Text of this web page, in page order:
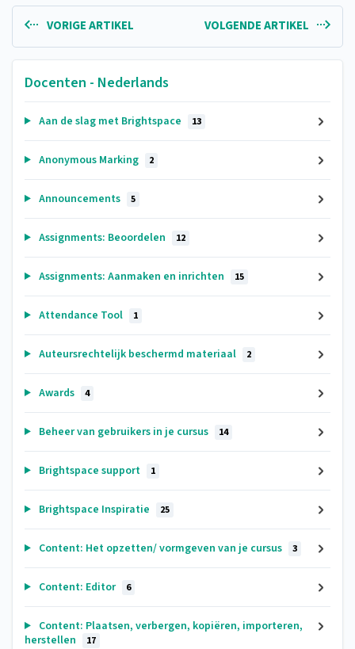
VORIGE ARTIKEL VOLGENDE ARTIKEL
Docenten - Nederlands
Aan de slag met Brightspace 13
Anonymous Marking 2
Announcements 5
Assignments: Beoordelen 12
Assignments: Aanmaken en inrichten 15
Attendance Tool 1
Auteursrechtelijk beschermd materiaal 2
Awards 4
Beheer van gebruikers in je cursus 14
Brightspace support 1
Brightspace Inspiratie 25
Content: Het opzetten/ vormgeven van je cursus 3
Content: Editor 6
Content: Plaatsen, verbergen, kopiëren, importeren,
herstellen
17